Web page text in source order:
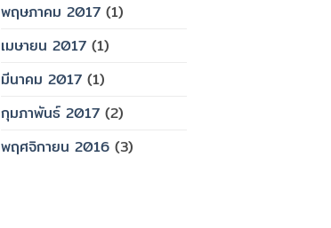
พฤษภาคม 2017 (1)
เมษายน 2017 (1)
มีนาคม 2017 (1)
กุมภาพันธ์ 2017 (2)
พฤศจิกายน 2016 (3)